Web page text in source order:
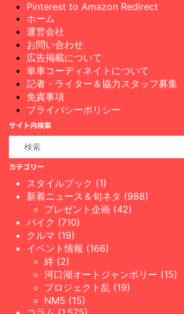
Pinterest to Amazon Redirect
ホーム
運営会社
お問い合わせ
広告掲載について
単車コーディネイトについて
記者・ライター＆協力スタッフ募集
免責事項
プライバシーポリシー
サイト内検索
カテゴリー
スタイルブック (1)
新着ニュース＆旬ネタ (988)
プレゼント企画 (42)
バイク (710)
クルマ (19)
イベント情報 (166)
絆 (2)
河口湖オートジャンボリー (15)
プロジェクト乱 (19)
NM5 (15)